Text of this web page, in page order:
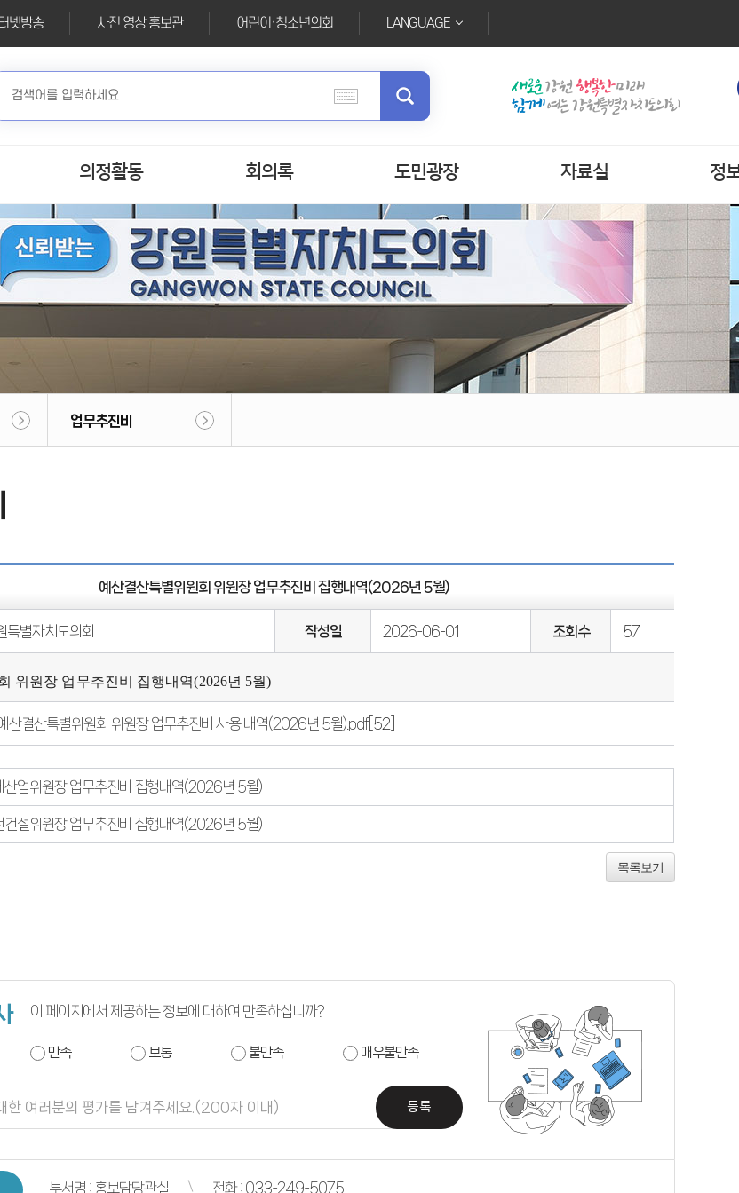
넷방송 사진 영상 홍보관 어린이·청소년의회 LANGUAGE
의정활동 회의록 도민광장 자료실 정
업무추진비
예산결산특별위원회 위원장 업무추진비 집행내역(2026년 5월)
특별자치도의회 작성일 2026-06-01 조회수 57
위원장 업무추진비 집행내역(2026년 5월)
산결산특별위원회 위원장 업무추진비 사용 내역(2026년 5월).pdf[52]
산업위원장 업무추진비 집행내역(2026년 5월)
건설위원장 업무추진비 집행내역(2026년 5월)
목록보기
이 페이지에서 제공하는 정보에 대하여 만족하십니까?
만족 보통 불만족 매우불만족
등록
부서명 : 홍보담당관실 전화 : 033-249-5075